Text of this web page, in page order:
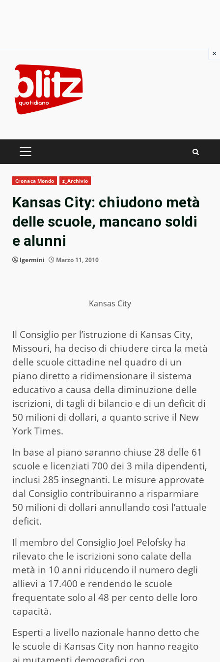
content
PRIMARY
Cronaca Mondo z_Archivio
Kansas City: chiudono metà
delle scuole, mancano soldi
e alunni
lgermini Marzo 11, 2010
Kansas City
Il Consiglio per l’istruzione di Kansas City,
Missouri, ha deciso di chiudere circa la metà
delle scuole cittadine nel quadro di un
piano diretto a ridimensionare il sistema
educativo a causa della diminuzione delle
iscrizioni, di tagli di bilancio e di un deficit di
50 milioni di dollari, a quanto scrive il New
York Times.
In base al piano saranno chiuse 28 delle 61
scuole e licenziati 700 dei 3 mila dipendenti,
inclusi 285 insegnanti. Le misure approvate
dal Consiglio contribuiranno a risparmiare
50 milioni di dollari annullando così l’attuale
deficit.
Il membro del Consiglio Joel Pelofsky ha
rilevato che le iscrizioni sono calate della
metà in 10 anni riducendo il numero degli
allievi a 17.400 e rendendo le scuole
frequentate solo al 48 per cento delle loro
capacità.
Esperti a livello nazionale hanno detto che
le scuole di Kansas City non hanno reagito
×